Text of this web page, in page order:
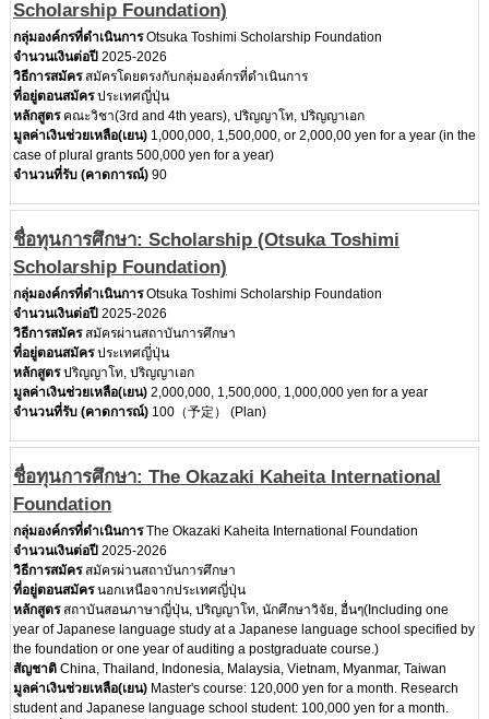
Scholarship Foundation)
กลุ่มองค์กรที่ดำเนินการOtsuka Toshimi Scholarship Foundation
จำนวนเงินต่อปี 2025-2026
วิธีการสมัครสมัครโดยตรงกับกลุ่มองค์กรที่ดำเนินการ
ที่อยู่ตอนสมัครประเทศญี่ปุ่น
หลักสูตรคณะวิชา(3rd and 4th years), ปริญญาโท, ปริญญาเอก
มูลค่าเงินช่วยเหลือ(เยน)1,000,000, 1,500,000, or 2,000,00 yen for a year (in the
case of plural grants 500,000 yen for a year)
จำนวนที่รับ (คาดการณ์)90
ชื่อทุนการศึกษา: Scholarship (Otsuka Toshimi
Scholarship Foundation)
กลุ่มองค์กรที่ดำเนินการOtsuka Toshimi Scholarship Foundation
จำนวนเงินต่อปี 2025-2026
วิธีการสมัครสมัครผ่านสถาบันการศึกษา
ที่อยู่ตอนสมัครประเทศญี่ปุ่น
หลักสูตรปริญญาโท, ปริญญาเอก
มูลค่าเงินช่วยเหลือ(เยน)2,000,000, 1,500,000, 1,000,000 yen for a year
จำนวนที่รับ (คาดการณ์)100（予定） (Plan)
ชื่อทุนการศึกษา: The Okazaki Kaheita International
Foundation
กลุ่มองค์กรที่ดำเนินการThe Okazaki Kaheita International Foundation
จำนวนเงินต่อปี 2025-2026
วิธีการสมัครสมัครผ่านสถาบันการศึกษา
ที่อยู่ตอนสมัครนอกเหนือจากประเทศญี่ปุ่น
หลักสูตรสถาบันสอนภาษาญี่ปุ่น, ปริญญาโท, นักศึกษาวิจัย, อื่นๆ(Including one
year of Japanese language study at a Japanese language school specified by
the foundation or one year of auditing a postgraduate course.)
สัญชาติChina, Thailand, Indonesia, Malaysia, Vietnam, Myanmar, Taiwan
มูลค่าเงินช่วยเหลือ(เยน)Master's course: 120,000 yen for a month. Research
student and Japanese language school student: 100,000 yen for a month.